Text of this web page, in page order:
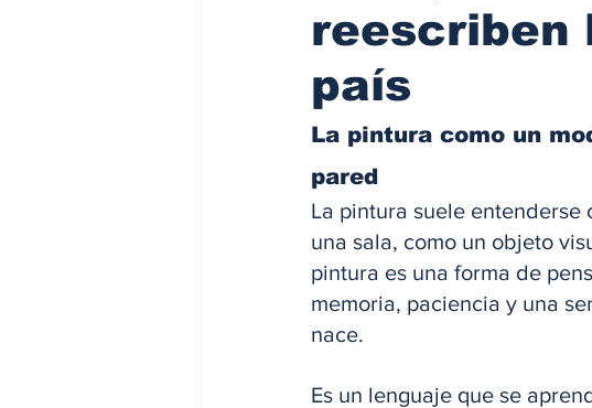
reescriben
país
La pintura como un
pared
La pintura suele entenderse
una sala, como un objeto
pintura es una forma de
memoria, paciencia y una
nace.
Es un lenguaje que se